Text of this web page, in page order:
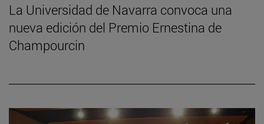
La Universidad de Navarra convoca una
nueva edición del Premio Ernestina de
Champourcin